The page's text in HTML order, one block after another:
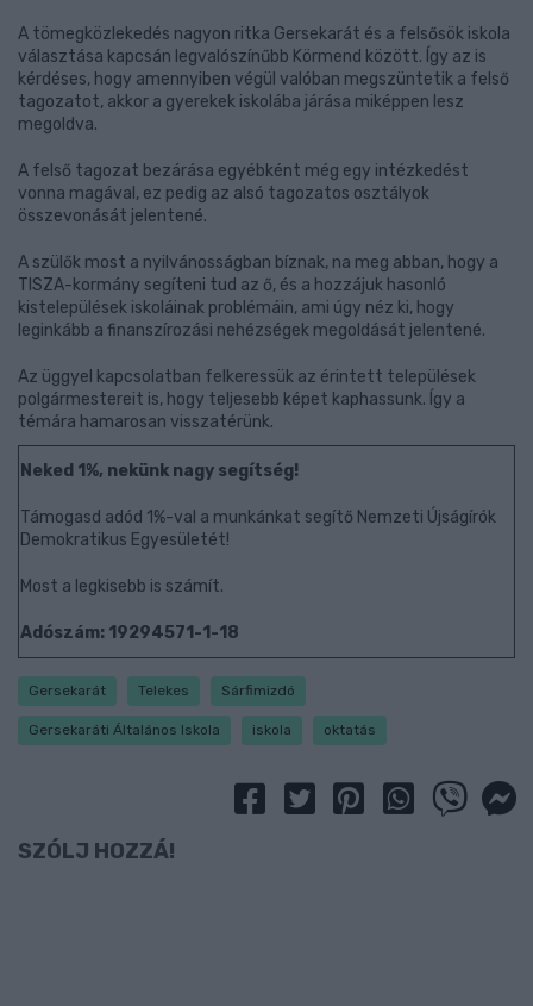
A tömegközlekedés nagyon ritka Gersekarát és a felsősök iskola
választása kapcsán legvalószínűbb Körmend között. Így az is
kérdéses, hogy amennyiben végül valóban megszüntetik a felső
tagozatot, akkor a gyerekek iskolába járása miképpen lesz
megoldva.
A felső tagozat bezárása egyébként még egy intézkedést
vonna magával, ez pedig az alsó tagozatos osztályok
összevonását jelentené.
A szülők most a nyilvánosságban bíznak, na meg abban, hogy a
TISZA-kormány segíteni tud az ő, és a hozzájuk hasonló
kistelepülések iskoláinak problémáin, ami úgy néz ki, hogy
leginkább a finanszírozási nehézségek megoldását jelentené.
Az üggyel kapcsolatban felkeressük az érintett települések
polgármestereit is, hogy teljesebb képet kaphassunk. Így a
témára hamarosan visszatérünk.
Neked 1%, nekünk nagy segítség!
Támogasd adód 1%-val a munkánkat segítő Nemzeti Újságírók
Demokratikus Egyesületét!
Most a legkisebb is számít.
Adószám: 19294571-1-18
Gersekarát Telekes Sárfimizdó
Gersekaráti Általános Iskola iskola oktatás
SZÓLJ HOZZÁ!